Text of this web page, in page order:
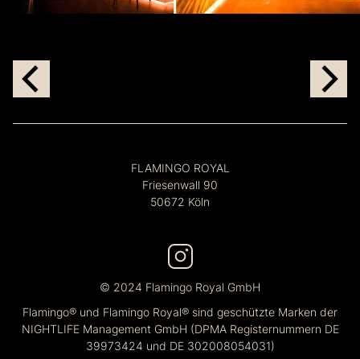
FLAMINGO ROYAL
Friesenwall 90
50672 Köln
© 2024 Flamingo Royal GmbH
Flamingo® und Flamingo Royal® sind geschützte Marken der
NIGHTLIFE Management GmbH (DPMA Registernummern DE
39973424 und DE 302008054031)